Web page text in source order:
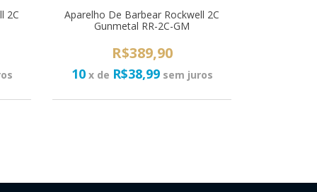
2C
Aparelho De Barbear Rockwell 2C
Gunmetal RR-2C-GM
R$389,90
10 x de R$38,99 sem juros